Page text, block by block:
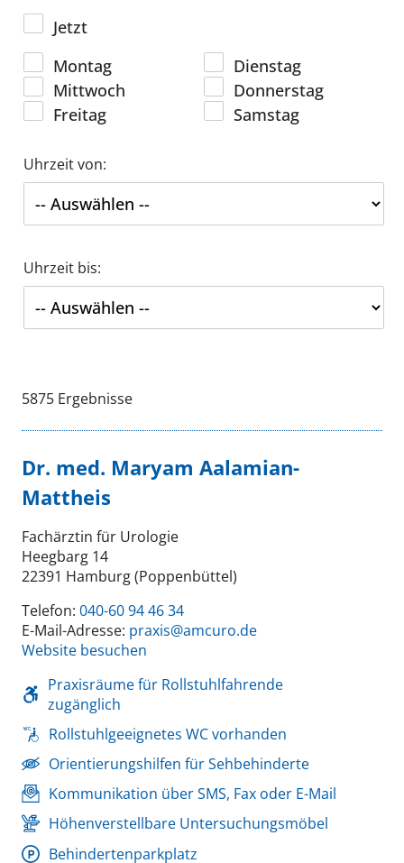
Jetzt
Montag
Dienstag
Mittwoch
Donnerstag
Freitag
Samstag
Uhrzeit von:
Uhrzeit bis:
5875 Ergebnisse
Dr. med. Maryam Aalamian-
Mattheis
Fachärztin für Urologie
Heegbarg 14
22391 Hamburg (Poppenbüttel)
Telefon: 040-60 94 46 34
E-Mail-Adresse: praxis@amcuro.de
Website besuchen
Praxisräume für Rollstuhlfahrende
zugänglich
Rollstuhlgeeignetes WC vorhanden
Orientierungshilfen für Sehbehinderte
Kommunikation über SMS, Fax oder E-Mail
Höhenverstellbare Untersuchungsmöbel
Behindertenparkplatz